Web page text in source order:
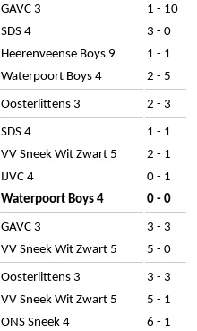
GAVC 3
1 - 10
SDS 4
3 - 0
Heerenveense Boys 9
1 - 1
Waterpoort Boys 4 2 - 5
Oosterlittens 3 2 - 3
SDS 4
1 - 1
VV Sneek Wit Zwart 5
2 - 1
IJVC 4
0 - 1
Waterpoort Boys 4 0 - 0
GAVC 3
3 - 3
VV Sneek Wit Zwart 5 5 - 0
Oosterlittens 3
3 - 3
VV Sneek Wit Zwart 5
5 - 1
ONS Sneek 4
6 - 1